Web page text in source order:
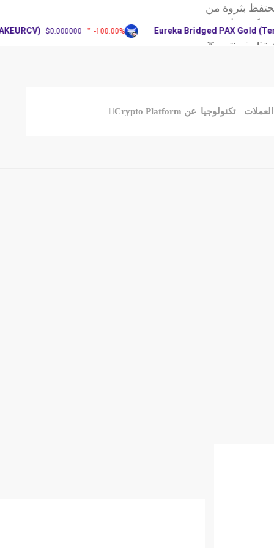
بثروة من
ريبل تحديث
في
تكنولوجيا عن Crypto Platform
$0.000000 -100.00% Eureka Bridged PAX Gold